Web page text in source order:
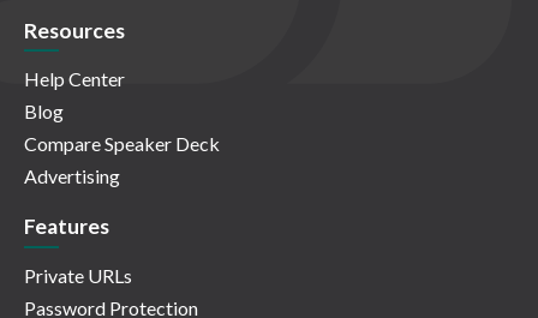
Resources
Help Center
Blog
Compare Speaker Deck
Advertising
Features
Private URLs
Password Protection